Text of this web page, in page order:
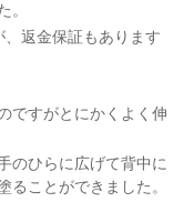
。
、返金保証もあります
ですがとにかくよく伸
のひらに広げて背中に
ることができました。